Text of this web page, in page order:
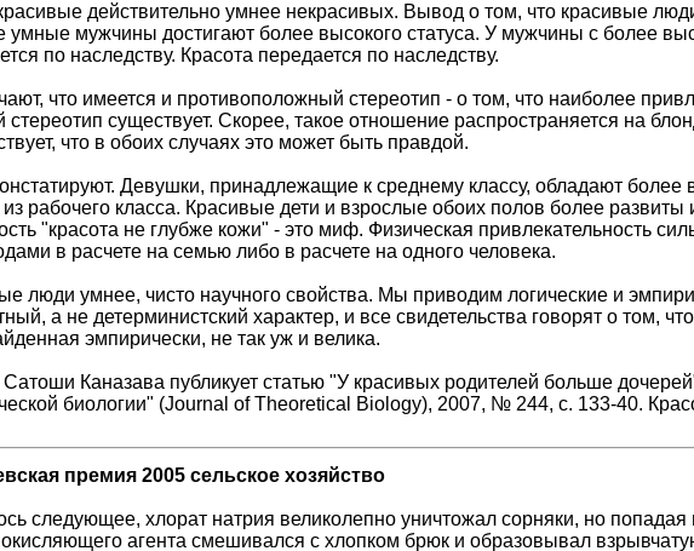
действительно умнее некрасивых. Вывод о том, что красивые
мужчины достигают более высокого статуса. У мужчины с более
по наследству. Красота передается по наследству.
что имеется и противоположный стереотип - о том, что наиболее
существует. Скорее, такое отношение распространяется на
что в обоих случаях это может быть правдой.
Девушки, принадлежащие к среднему классу, обладают
рабочего класса. Красивые дети и взрослые обоих полов более развиты
"красота не глубже кожи" - это миф. Физическая привлекательность
в расчете на семью либо в расчете на одного человека.
люди умнее, чисто научного свойства. Мы приводим логические и
а не детерминистский характер, и все свидетельства говорят о том,
эмпирически, не так уж и велика.
Сатоши Каназава публикует статью "У красивых родителей больше
биологии" (Journal of Theoretical Biology), 2007, № 244, с. 133-40.
премия 2005 сельское хозяйство
следующее, хлорат натрия великолепно уничтожал сорняки, но попадая
окисляющего агента смешивался с хлопком брюк и образовывал